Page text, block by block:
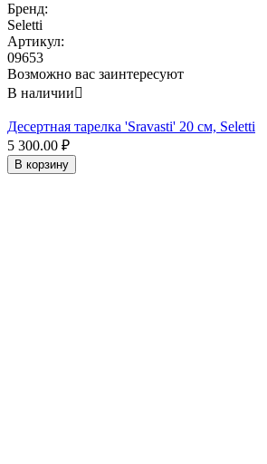
Бренд:
Seletti
Артикул:
09653
Возможно вас заинтересуют
В наличии
Десертная тарелка 'Sravasti' 20 см, Seletti
5 300.00 ₽
В корзину